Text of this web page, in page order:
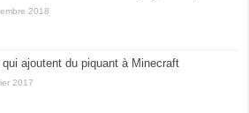
2018
ajoutent du piquant à Minecraft
2017